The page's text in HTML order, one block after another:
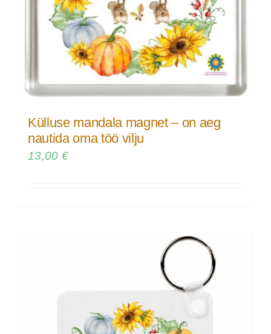
Külluse mandala magnet – on aeg
nautida oma töö vilju
13,00 €